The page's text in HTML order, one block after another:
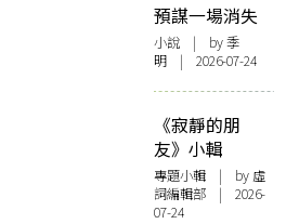
預謀一場消失
小說 | by 季
明 | 2026-07-24
《寂靜的朋
友》小輯
專題小輯 | by 虛
詞編輯部 | 2026-
07-24